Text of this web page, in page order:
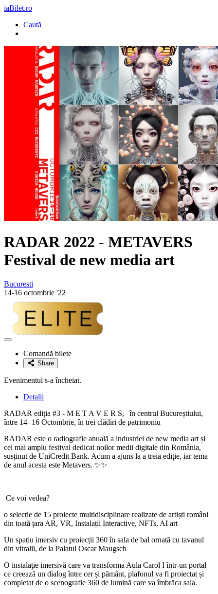
iaBilet.ro
Caută
RADAR 2022 - METAVERS
Festival de new media art
Bucuresti
14-16 octombrie '22
Adaugă
favoriteComandă bilete
Share
Evenimentul s-a încheiat.
Detalii
RADAR ediția #3 - M E T A V E R S, în centrul Bucureștiului,
între 14- 16 Octombrie, în trei clădiri de patrimoniu
RADAR este o radiografie anuală a industriei de new media art și
cel mai amplu festival dedicat noilor medii digitale din România,
susținut de UniCredit Bank. Acum a ajuns la a treia ediție, iar tema
de anul acesta este Metavers. ✨✨
Ce voi vedea?
o selecție de 15 proiecte multidisciplinare realizate de artiști români
din toată țara AR, VR, Instalații Interactive, NFTs, AI art
Un spațiu imersiv cu proiecții 360 în sala de bal ornată cu tavanul
din vitralii, de la Palatul Oscar Maugsch
O instalație imersivă care va transforma Aula Carol I într-un portal
ce creează un dialog între cer și pământ, plafonul va fi proiectat și
completat de o scenografie 360 de lumină care va îmbrăca sala.